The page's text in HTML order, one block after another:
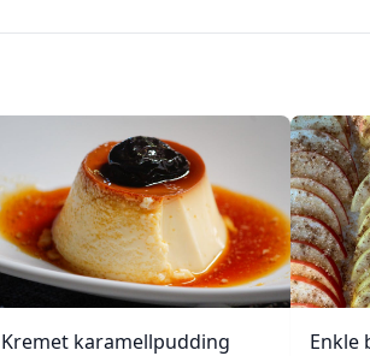
Kremet karamellpudding
Enkle